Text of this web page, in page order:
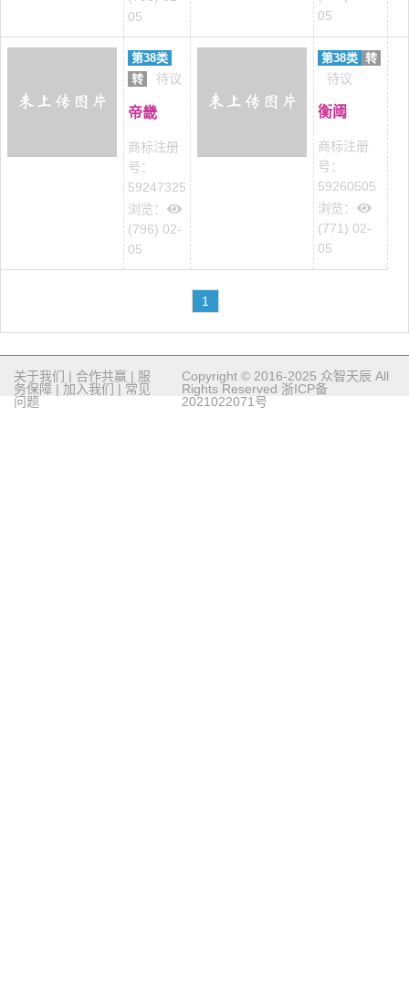
05
05
第38类
转
待议
帝畿
商标注册
号：
59247325
浏览：
(796) 02-
05
第38类 转
待议
衡阈
商标注册
号：
59260505
浏览：
(771) 02-
05
1
关于我们 | 合作共赢 | 服
务保障 | 加入我们 | 常见
问题
Copyright © 2016-2025 众智天辰 All
Rights Reserved 浙ICP备
2021022071号